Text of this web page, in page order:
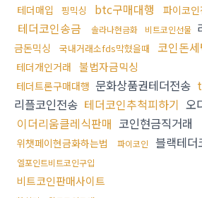
테더매입 핑믹싱 btc구매대행 파이코
테더코인송금 솔라나현금화 비트코인선물
금돈믹싱
국내거래소fds막혔을때 코인돈
테더개인거래 불법자금믹싱
테더트론구매대행 문화상품권테더전송
리플코인전송 테더코인추척피하기 오
이더리움클레식판매 코인현금직거래
위챗페이현금화하는법 파이코인 블랙테더
엘포인트비트코인구입
비트코인판매사이트